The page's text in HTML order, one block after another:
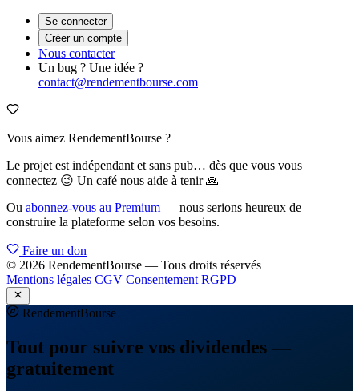
Se connecter
Créer un compte
Nous contacter
Un bug ? Une idée ?
contact@rendementbourse.com
Vous aimez RendementBourse ?
Le projet est indépendant et sans pub… dès que vous vous
connectez 😉 Un café nous aide à tenir 🙏
Ou abonnez-vous au Premium — nous serions heureux de
construire la plateforme selon vos besoins.
Faire un don
© 2026 RendementBourse — Tous droits réservés
Mentions légales CGV Consentement RGPD
RendementBourse
Tout pour suivre vos dividendes —
gratuitement